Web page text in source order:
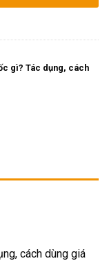
gì? Tác dụng, cách
cách dùng giá